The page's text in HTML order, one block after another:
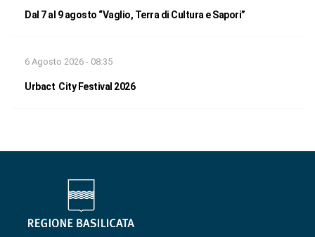
Dal 7 al 9 agosto “Vaglio, Terra di Cultura e Sapori”
6 Agosto 2026 - 08:35
Urbact City Festival 2026